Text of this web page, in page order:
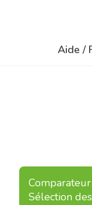
Aide /
Sélection